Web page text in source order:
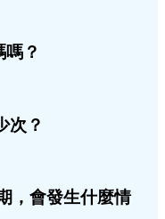
嗎？
次？
，會發生什麼情